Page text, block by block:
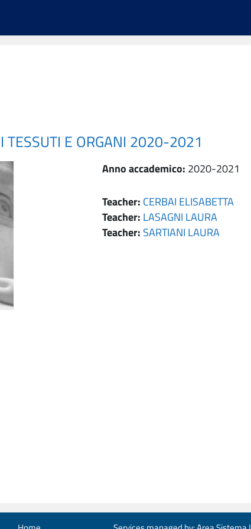
TESSUTI E ORGANI 2020-2021
Anno accademico: 2020-2021
Teacher: CERBAI ELISABETTA
Teacher: LASAGNI LAURA
Teacher: SARTIANI LAURA